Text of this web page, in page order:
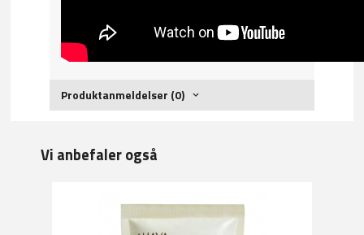
Produktanmeldelser (0)
Vi anbefaler også